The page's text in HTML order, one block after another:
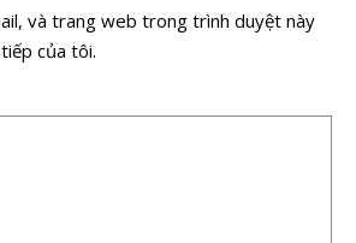
và trang web trong trình duyệt này
của tôi.